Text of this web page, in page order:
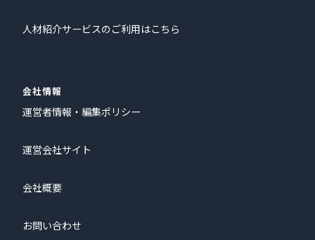
人材紹介サービスのご利用はこちら
会社情報
運営者情報・編集ポリシー
運営会社サイト
会社概要
お問い合わせ